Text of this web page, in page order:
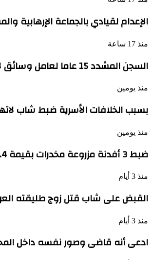
الإعدام لقيادي بالجماعة الإرهابية
منذ 17 ساعة
السجن المشدد 15 عاما لعامل وسائق لاتهامهما بخطف طفل وهتك عرضه بشبرا الخيمة
منذ يومين
بسبب الخلافات الأسرية ضبط شاب
منذ يومين
ضبط 3 أفدنة مزروعة مخدرات بقيمة 1.4 مليار جنيه فى الإسماعيلية
منذ 3 أيام
القبض على شاب قتل زوج طليقته
منذ 3 أيام
ادعى أنه قاضى وصور نفسه داخل المحكمة